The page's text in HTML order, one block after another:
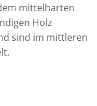
mittelharten
Holz
sind im mittleren